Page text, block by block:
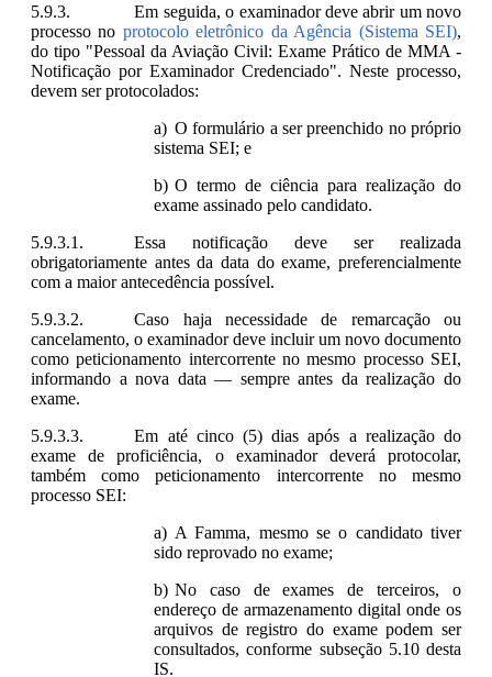
Em seguida, o examinador deve abrir um novo
processo no protocolo eletrônico da Agência (Sistema SEI),
do tipo "Pessoal da Aviação Civil: Exame Prático de MMA -
Notificação por Examinador Credenciado". Neste processo,
devem ser protocolados:
O formulário a ser preenchido no próprio
sistema SEI; e
O termo de ciência para realização do
exame assinado pelo candidato.
Essa notificação deve ser realizada
obrigatoriamente antes da data do exame, preferencialmente
com a maior antecedência possível.
Caso haja necessidade de remarcação ou
cancelamento, o examinador deve incluir um novo documento
como peticionamento intercorrente no mesmo processo SEI,
informando a nova data — sempre antes da realização do
exame.
Em até cinco (5) dias após a realização do
exame de proficiência, o examinador deverá protocolar,
também como peticionamento intercorrente no mesmo
processo SEI:
A Famma, mesmo se o candidato tiver
sido reprovado no exame;
No caso de exames de terceiros, o
endereço de armazenamento digital onde os
arquivos de registro do exame podem ser
consultados, conforme subseção 5.10 desta
IS.